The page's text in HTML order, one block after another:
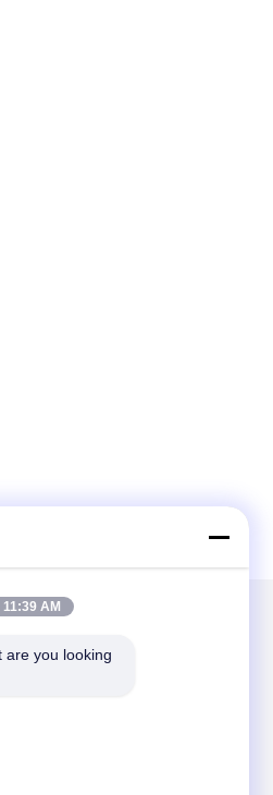
11:39 AM
are you looking